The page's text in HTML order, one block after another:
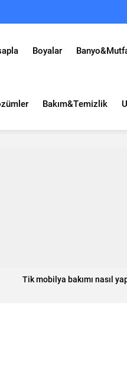
Boyalar
Bakım&Temizlik
Tik mobilya bakımı nasıl